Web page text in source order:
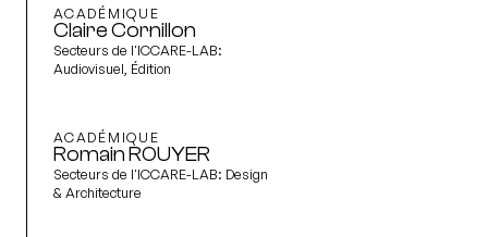
ACADÉMIQUE
Claire Cornillon
Secteurs de l'ICCARE-LAB:
Audiovisuel, Édition
ACADÉMIQUE
Romain ROUYER
Secteurs de l'ICCARE-LAB: Design
& Architecture